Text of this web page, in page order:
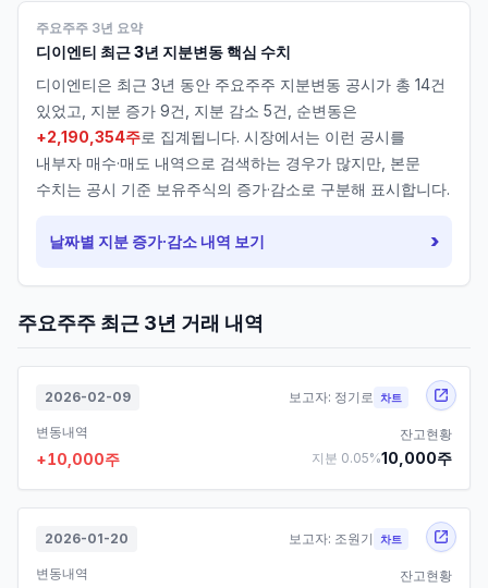
주요주주 3년 요약
디이엔티 최근 3년 지분변동 핵심 수치
디이엔티은 최근 3년 동안 주요주주 지분변동 공시가 총 14건
있었고, 지분 증가 9건, 지분 감소 5건, 순변동은
+2,190,354주로 집계됩니다. 시장에서는 이런 공시를
내부자 매수·매도 내역으로 검색하는 경우가 많지만, 본문
수치는 공시 기준 보유주식의 증가·감소로 구분해 표시합니다.
날짜별 지분 증가·감소 내역 보기 ›
주요주주 최근 3년 거래 내역
2026-02-09 보고자: 정기로 차트
변동내역
+10,000주
잔고현황
지분 0.05%10,000주
2026-01-20 보고자: 조원기 차트
변동내역
잔고현황